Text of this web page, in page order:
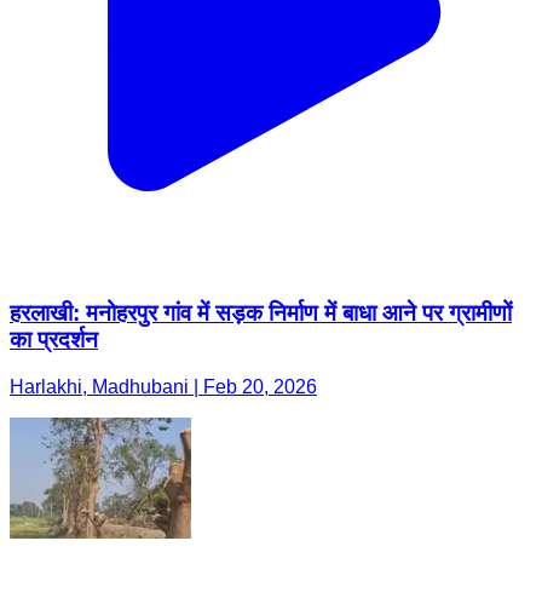
हरलाखी: मनोहरपुर गांव में सड़क निर्माण में बाधा आने पर ग्रामीणों
का प्रदर्शन
Harlakhi, Madhubani | Feb 20, 2026